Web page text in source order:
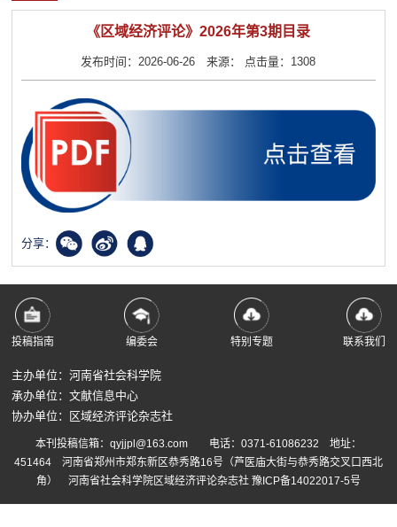
《区域经济评论》2026年第3期目录
发布时间：2026-06-26 来源： 点击量：1308
分享：
投稿指南 编委会 特别专题 联系我们
主办单位：河南省社会科学院
承办单位：文献信息中心
协办单位：区域经济评论杂志社
本刊投稿信箱：qyjjpl@163.com 电话：0371-61086232 地址：
451464 河南省郑州市郑东新区恭秀路16号（芦医庙大街与恭秀路交叉口西北
角） 河南省社会科学院区域经济评论杂志社 豫ICP备14022017-5号